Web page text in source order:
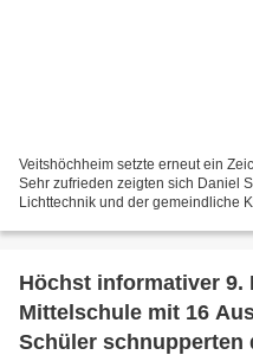
Veitshöchheim setzte erneut ein
Sehr zufrieden zeigten sich Daniel
Lichttechnik und der gemeindliche
Höchst informativer 9.
Mittelschule mit 16
Schüler schnupperten